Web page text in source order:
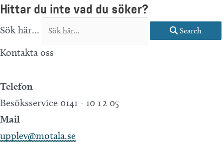
Hittar du inte vad du söker?
Sök här... Search
Kontakta oss
Telefon
Besöksservice 0141 - 10 1 2 05
Mail
upplev@motala.se